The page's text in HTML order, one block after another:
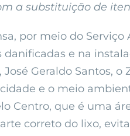
a substituição de
por meio do
e na
Geraldo Santos,
e o meio
Centro, que é uma
correto do lixo,